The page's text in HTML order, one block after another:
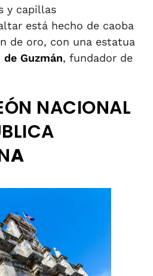
y capillas
está hecho de caoba
de oro, con una estatua
Guzmán, fundador de
NACIONAL
A